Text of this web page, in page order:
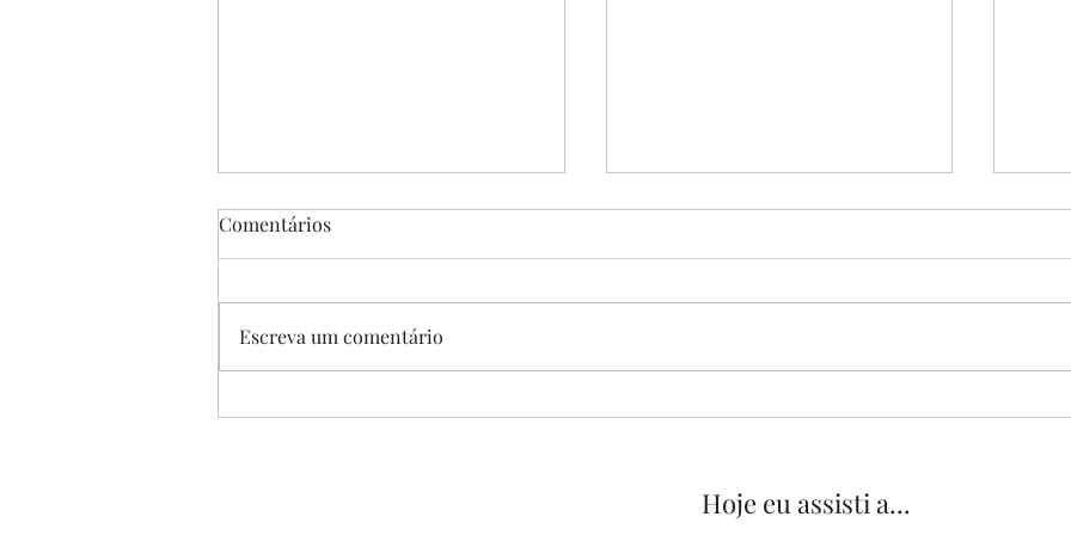
Comentários
Escreva um comentário
Hoje eu assisti a...